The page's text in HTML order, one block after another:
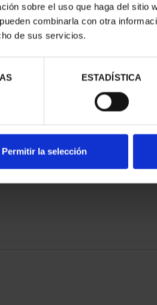
sobre el uso que haga del sitio
combinarla con otra
de sus servicios.
ESTADÍSTICA
Permitir la selección
CAPITALES DE PROVINCIA
COLECCION COMPLET...